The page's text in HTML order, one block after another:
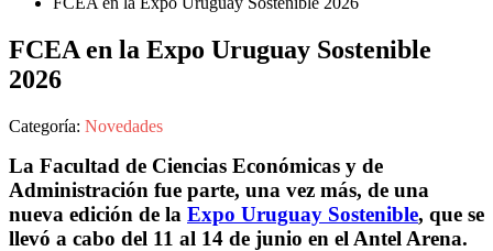
FCEA en la Expo Uruguay Sostenible
2026
Categoría: Novedades
La Facultad de Ciencias Económicas y de
Administración fue parte, una vez más, de una
nueva edición de la Expo Uruguay Sostenible, que se
llevó a cabo del 11 al 14 de junio en el Antel Arena.